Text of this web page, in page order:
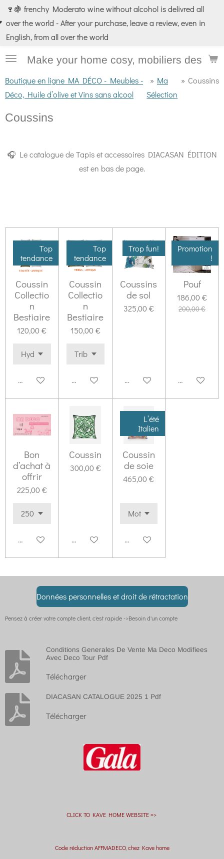
Passer
au
contenu
principal
Make your home cosy, mobiliers design
Paiement Sécurisé et 3 fois sans frais ⛱️
Boutique en ligne MA DÉCO - Meubles -
Déco, Huile d’olive et Vins sans alcool
» Ma
Sélection
» Coussins
Coussins
🎧 Le catalogue de Tapis et accessoires DIACASAN ÉDITION
est en bas de page.
Top
tendance
Coussin
Collectio
n
Bestiaire
120,00 €
Ajouter au panier
Top
tendance
Coussin
Collectio
n
Bestiaire
150,00 €
Ajouter au panier
Trop fun!
Coussins
de sol
325,00 €
Ajouter au panier
Promotion
!
Pouf
186,00 €
200,00 €
Ajouter au
Bon
d’achat à
offrir
225,00 €
Ajouter au panier
Coussin
300,00 €
Ajouter au panier
L’été
Italien
Coussin
de soie
465,00 €
Ajouter au panier
Données personnelles et droit de rétractation
Pensez à créer votre compte client, c'est rapide ->Besoin d'un compte
Conditions Generales De Vente Ma Deco Modifiees
Avec Deco Tour Pdf
Télécharger
DIACASAN CATALOGUE 2025 1 Pdf
Télécharger
CLICK TO KAVE HOME WEBSITE =>
Code réduction AFFMADECO, chez Kave home